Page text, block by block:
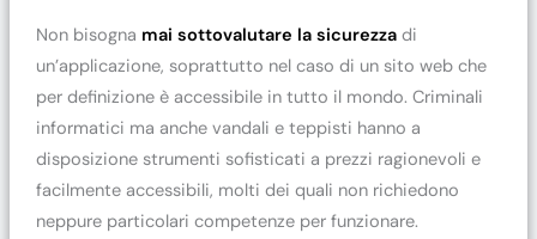
Non bisogna mai sottovalutare la sicurezzadi
un’applicazione, soprattutto nel caso di un sito web che
per definizione è accessibile in tutto il mondo. Criminali
informatici ma anche vandali e teppisti hanno a
disposizione strumenti sofisticati a prezzi ragionevoli e
facilmente accessibili, molti dei quali non richiedono
neppure particolari competenze per funzionare.